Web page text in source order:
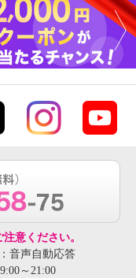
意ください。
音声自動応答
～21:00